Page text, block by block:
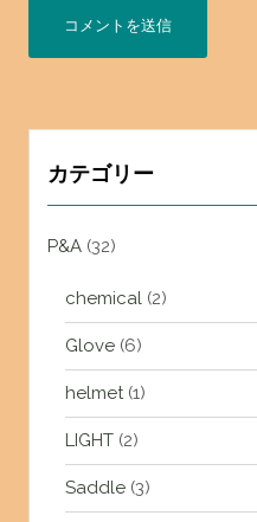
カテゴリー
P&A(32)
chemical(2)
Glove(6)
helmet(1)
LIGHT(2)
Saddle(3)